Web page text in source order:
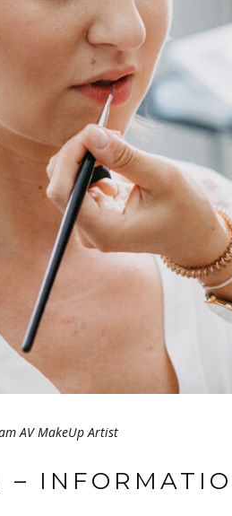
AV MakeUp Artist
–